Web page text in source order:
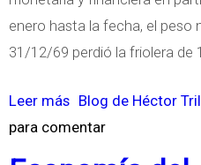
A
r
n
enero hasta la fecha, el peso
31/12/69 perdió la friolera de
Leer más
o
Blog de Héctor
para comentar